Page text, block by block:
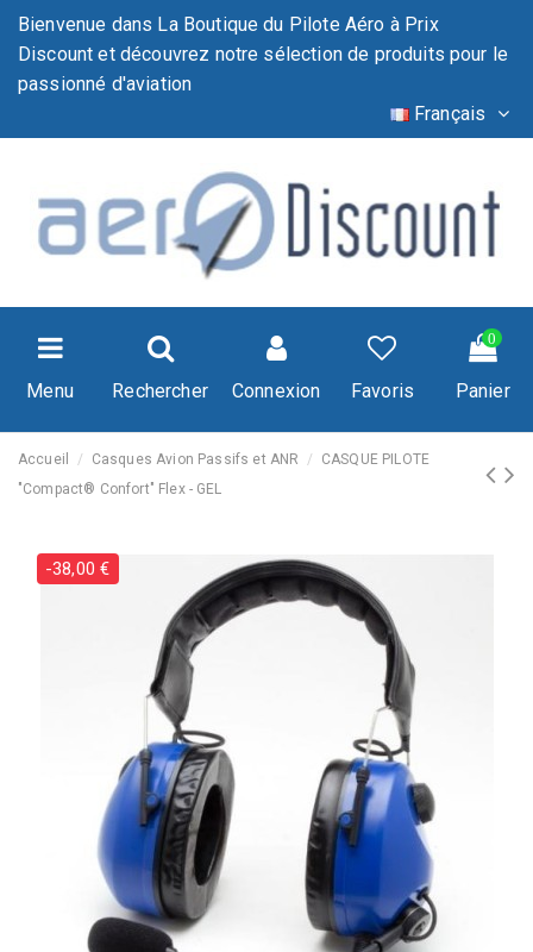
Bienvenue dans La Boutique du Pilote Aéro à Prix
Discount et découvrez notre sélection de produits pour le
passionné d'aviation
Français
Menu Rechercher Connexion Favoris
0
Panier
Accueil Casques Avion Passifs et ANR
CASQUE PILOTE
"Compact® Confort" Flex - GEL
-38,00 €